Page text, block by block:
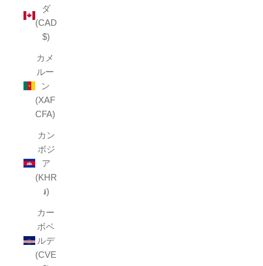
ダ
(CAD
$)
カメ
ルー
ン
(XAF
CFA)
カン
ボジ
ア
(KHR
៛)
カー
ボベ
ルデ
(CVE